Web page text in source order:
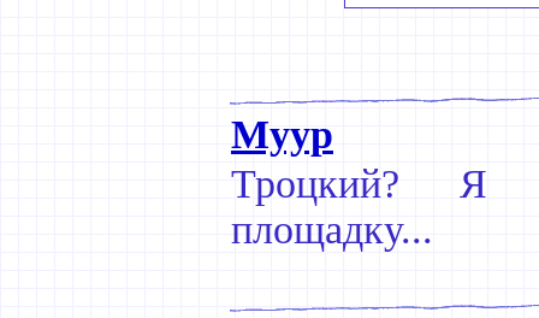
Муур
Троцкий? Я
площадку...